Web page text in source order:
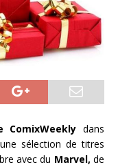
ComixWeekly dans
sélection de titres
avec du Marvel, de